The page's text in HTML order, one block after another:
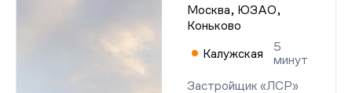
Москва, ЮЗАО,
Коньково
Калужская
5
минут
Застройщик «ЛСР»